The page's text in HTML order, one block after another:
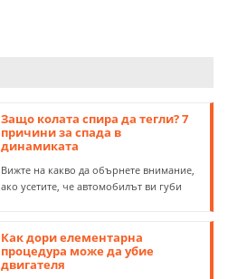
Защо колата спира да тегли? 7
причини за спада в
динамиката
Вижте на какво да обърнете внимание,
ако усетите, че автомобилът ви губи
Как дори елементарна
процедура може да убие
двигателя